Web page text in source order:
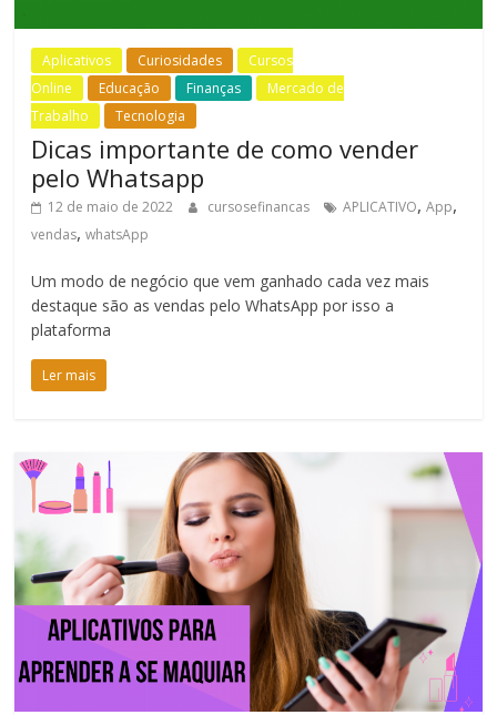
Aplicativos Curiosidades
Cursos
Online
Educação Finanças
Mercado de
Trabalho
Tecnologia
Dicas importante de como vender
pelo Whatsapp
12 de maio de 2022 cursosefinancas APLICATIVO,App,
vendas,whatsApp
Um modo de negócio que vem ganhado cada vez mais
destaque são as vendas pelo WhatsApp por isso a
plataforma
Ler mais